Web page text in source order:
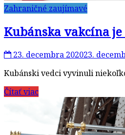
Zahraničné zaujímavé
Kubánska vakcína
23. decembra 202023.
Kubánski vedci vyvinuli
Čítať viac